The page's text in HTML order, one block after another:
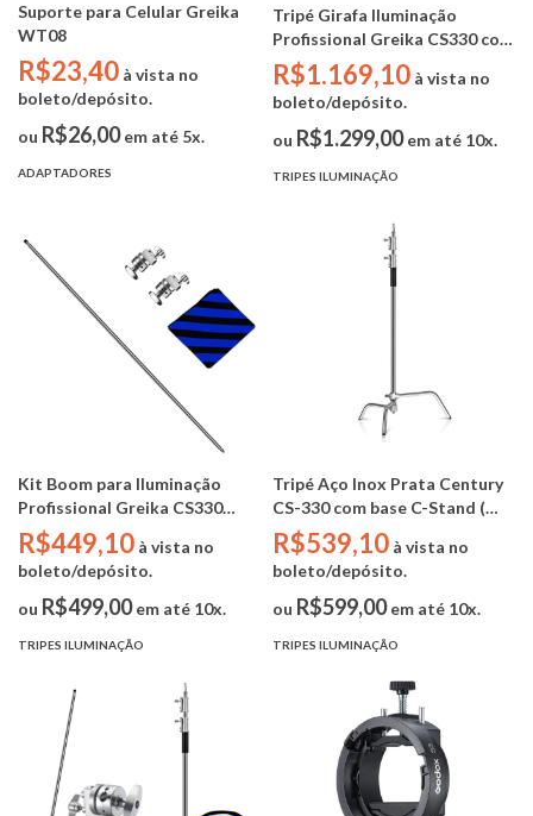
Suporte para Celular Greika
WT08
R$23,40 à vista no
boleto/depósito.
ou R$26,00em até 5x.
ADAPTADORES
Tripé Girafa Iluminação
Profissional Greika CS330 com
Rodas (Aço Inox - base C-
Stand - 3,30m - 30kg - vara
boom 128cm fino - sandbag -
rodas LSW25M)
R$1.169,10 à vista no
boleto/depósito.
ou R$1.299,00em até 10x.
TRIPES ILUMINAÇÃO
Kit Boom para Iluminação
Profissional Greika CS330
(Aço Inox / Vara boom 128cm
fino / 2x cabeças efeito /
sandbag)
R$449,10 à vista no
boleto/depósito.
ou R$499,00em até 10x.
TRIPES ILUMINAÇÃO
Tripé Aço Inox Prata Century
CS-330 com base C-Stand (
3.30m alt. max - 30kg
capacidade)
R$539,10 à vista no
boleto/depósito.
ou R$599,00em até 10x.
TRIPES ILUMINAÇÃO